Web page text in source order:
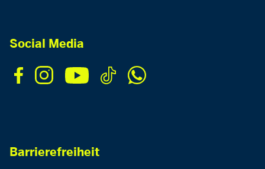
Social Media
Barrierefreiheit